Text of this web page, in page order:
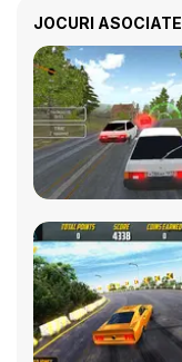
JOCURI ASOCIATE